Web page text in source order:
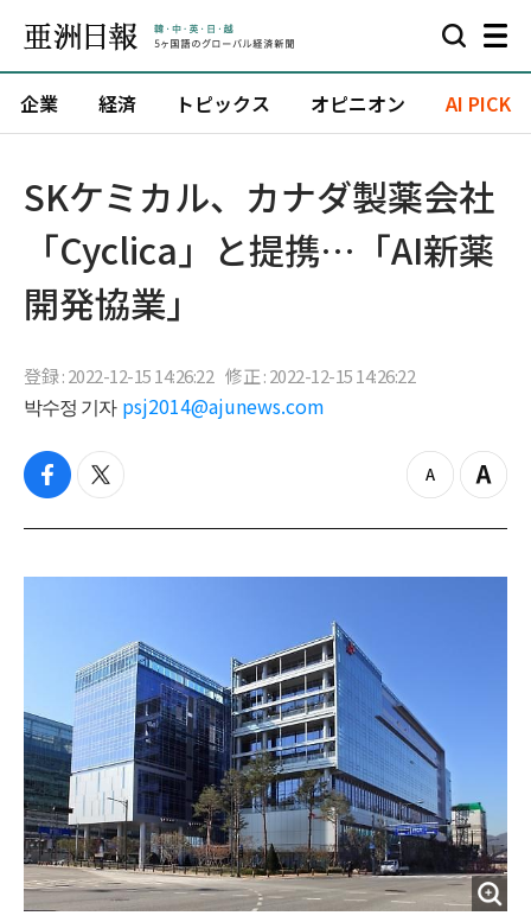
企業 経済 トピックス オピニオン AI PICK
SKケミカル、カナダ製薬会社
「Cyclica」と提携…「AI新薬
開発協業」
登録 : 2022-12-15 14:26:22 修正 : 2022-12-15 14:26:22
박수정 기자 psj2014@ajunews.com
f
c
b
t
i
t
z
o
o
Z
o
i